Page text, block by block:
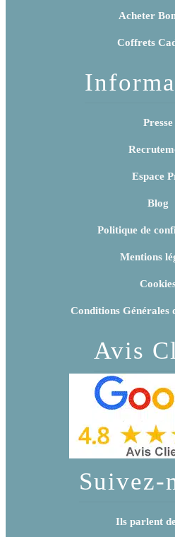
Acheter
Coffrets
Presse
Espace
Blog
Politique de
Mentions
Conditions Générales
Avis
Suivez-
Ils parlent